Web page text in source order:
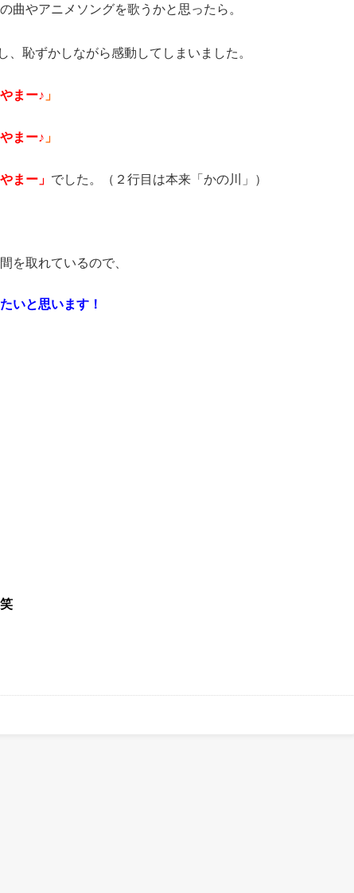
曲やアニメソングを歌うかと思ったら。
、恥ずかしながら感動してしまいました。
まー♪ 」
まー♪ 」
まー」 でした。（２行目は本来「かの川」）
を取れているので、
いと思います！